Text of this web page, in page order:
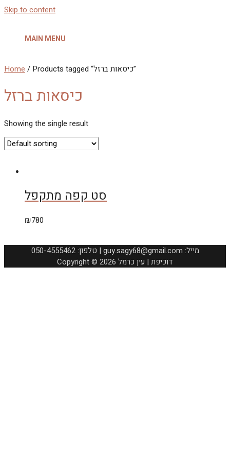
Skip to content
MAIN MENU
Home / Products tagged “כיסאות ברזל”
כיסאות ברזל
Showing the single result
סט קפה מתקפל
₪780
050-4555462 :טלפון | guy.sagy68@gmail.com :מייל
Copyright © 2026 דוכיפת | עין כרמל